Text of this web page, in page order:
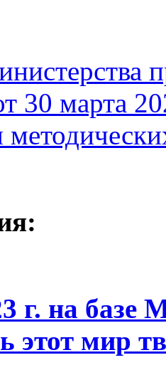
30 марта
г. на
этот мир